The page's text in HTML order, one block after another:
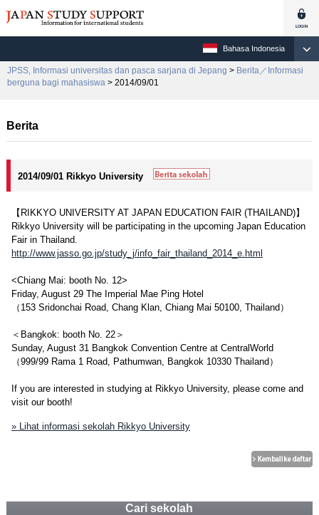
Bahasa Indonesia
JPSS, Informasi universitas dan pasca sarjana di Jepang > Berita／Informasi
berguna bagi mahasiswa > 2014/09/01
Berita
2014/09/01 Rikkyo University
【RIKKYO UNIVERSITY AT JAPAN EDUCATION FAIR (THAILAND)】
Rikkyo University will be participating in the upcoming Japan Education
Fair in Thailand.
http://www.jasso.go.jp/study_j/info_fair_thailand_2014_e.html
<Chiang Mai: booth No. 12>
Friday, August 29 The Imperial Mae Ping Hotel
（153 Sridonchai Road, Chang Klan, Chiang Mai 50100, Thailand）
＜Bangkok: booth No. 22＞
Sunday, August 31 Bangkok Convention Centre at CentralWorld
（999/99 Rama 1 Road, Pathumwan, Bangkok 10330 Thailand）
If you are interested in studying at Rikkyo University, please come and
visit our booth!
» Lihat informasi sekolah Rikkyo University
Cari sekolah